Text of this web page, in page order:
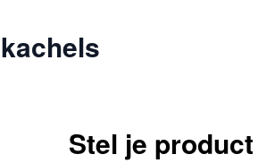
Stel je